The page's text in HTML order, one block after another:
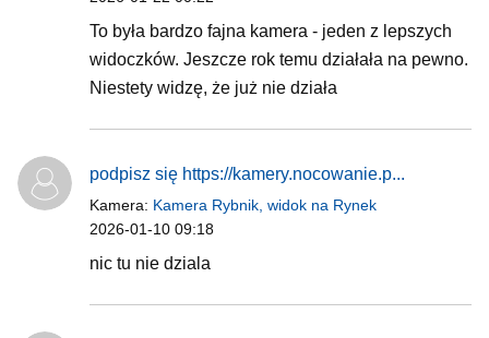
To była bardzo fajna kamera - jeden z lepszych
widoczków. Jeszcze rok temu działała na pewno.
Niestety widzę, że już nie działa
podpisz się https://kamery.nocowanie.p...
Kamera: Kamera Rybnik, widok na Rynek
2026-01-10 09:18
nic tu nie dziala